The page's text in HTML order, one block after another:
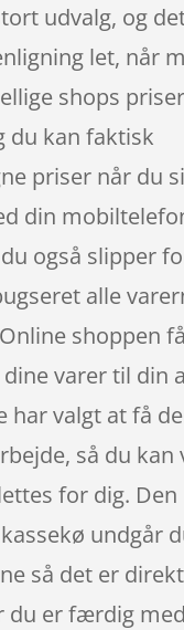
udvalg, og
let, når
shops
du kan faktisk
priser når du
din
også slipper
alle
shoppen
varer til din
har valgt at få
så du kan
for dig. Den
undgår
så det er
du er færdig